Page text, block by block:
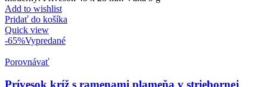
Add to wishlist
Pridať do košíka
Quick view
-65%Vypredané
Porovnávať